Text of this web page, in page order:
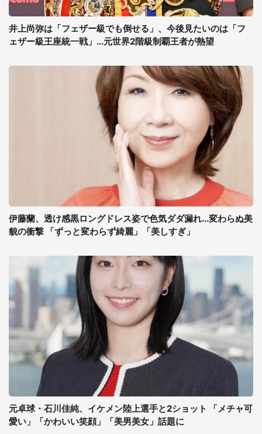
井上尚弥は「フェザー級でも倒せる」、今後見たいのは「フ
ェザー級王座統一戦」...元世界2階級制覇王者が熱望
伊藤蘭、透け感黒ロングドレス姿で色気ダダ漏れ...変わらぬ美
貌の衝撃 「ずっと変わらず綺麗」「美しすぎ」
元卓球・石川佳純、イケメン陸上選手と2ショット 「メチャ可
愛い」「かわいい笑顔」「美男美女」話題に